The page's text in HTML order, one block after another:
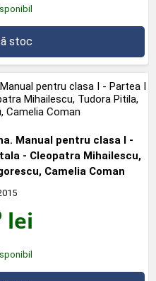
stoc
Manual pentru clasa I -
- Cleopatra Mihailescu,
Camelia Coman
lei